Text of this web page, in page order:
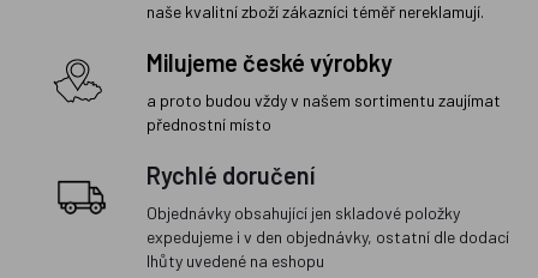
naše kvalitní zboží zákazníci téměř nereklamují.
Milujeme české výrobky
a proto budou vždy v našem sortimentu zaujímat
přednostní místo
Rychlé doručení
Objednávky obsahující jen skladové položky
expedujeme i v den objednávky, ostatní dle dodací
lhůty uvedené na eshopu